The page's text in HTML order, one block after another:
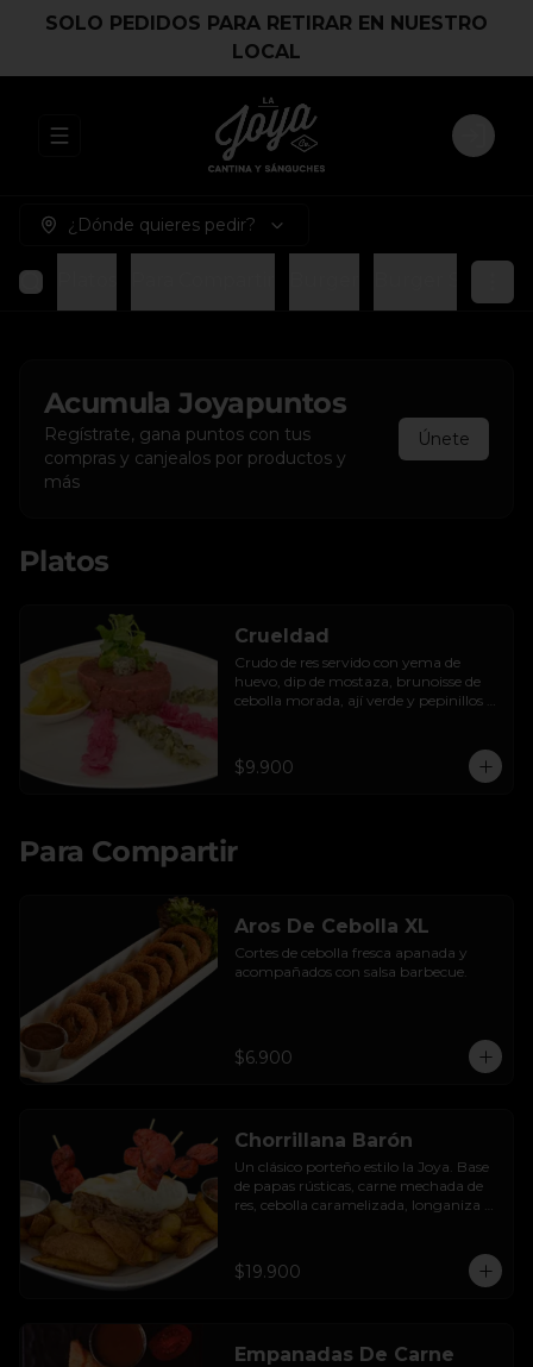
SOLO PEDIDOS PARA RETIRAR EN NUESTRO
LOCAL
Abrir menu de navegación Login
¿Dónde quieres pedir?
AcumulaJoyapuntos
Regístrate, gana puntos con tus
compras y canjealos por productos y
más
Únete
Platos
Crueldad
Crudo de res servido con yema de
huevo, dip de mostaza, brunoisse de
cebolla morada, ají verde y pepinillos
$9.900
Para Compartir
Aros De Cebolla XL
Cortes de cebolla fresca apanada y
acompañados con salsa barbecue.
$6.900
Chorrillana Barón
Un clásico porteño estilo la Joya. Base
de papas rústicas, carne mechada de
res, cebolla caramelizada, longaniza
$19.900
Empanadas De Carne